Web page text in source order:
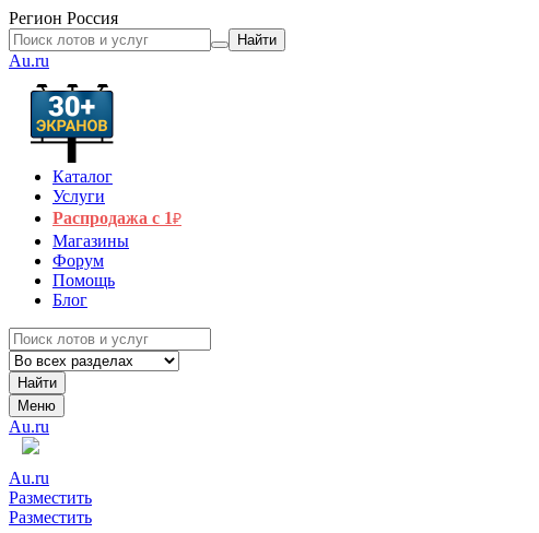
Регион Россия
Найти
Au.ru
Каталог
Услуги
Распродажа с 1₽
Магазины
Форум
Помощь
Блог
Найти
Меню
Au.ru
Au.ru
Разместить
Разместить